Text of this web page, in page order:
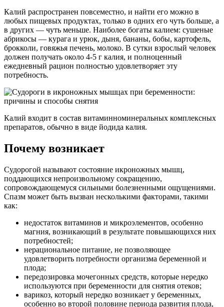
Калий распространен повсеместно, и найти его можно в
любых пищевых продуктах, только в одних его чуть больше, а
в других — чуть меньше. Наиболее богаты калием: сушеные
абрикосы — курага и урюк, дыня, бананы, бобы, картофель,
брокколи, говяжья печень, молоко. В сутки взрослый человек
должен получать около 4-5 г калия, и полноценный
ежедневный рацион полностью удовлетворяет эту
потребность.
Калий входит в состав витаминноминеральных комплексных
препаратов, обычно в виде йодида калия.
Почему возникает
Судорогой называют состояние икроножных мышц,
поддающихся непроизвольному сокращению,
сопровождающемуся сильными болезненными ощущениями.
Спазм может быть вызван несколькими факторами, такими
как:
недостаток витаминов и микроэлементов, особенно
магния, возникающий в результате повышающихся них
потребностей;
нерациональное питание, не позволяющее
удовлетворить потребности организма беременной и
плода;
передозировка мочегонных средств, которые нередко
используются при беременности для снятия отеков;
варикоз, который нередко возникает у беременных,
особенно во второй половине периода развития плода,